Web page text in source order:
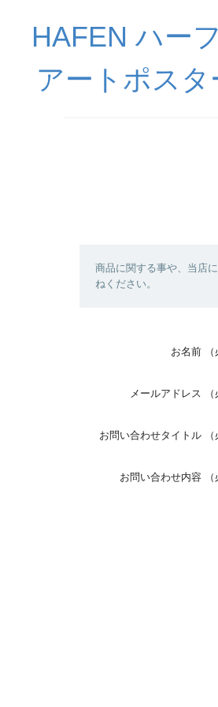
HAFEN ハー
アートポス
商品に関する事や、当店
ねください。
お名前
メールアドレス
お問い合わせタイトル
お問い合わせ内容